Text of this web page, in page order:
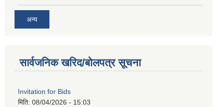
अन्य
सार्वजनिक खरिद/बोलपत्र सूचना
Invitation for Bids
मिति: 08/04/2026 - 15:03